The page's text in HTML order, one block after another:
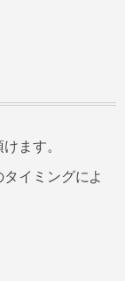
ます。
イミングによ